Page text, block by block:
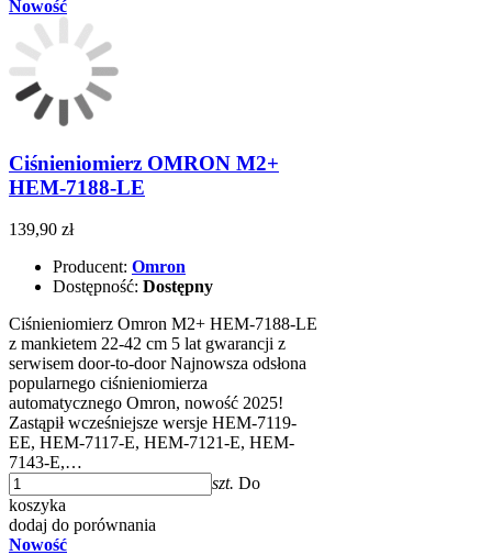
Nowość
Ciśnieniomierz OMRON M2+
HEM-7188-LE
139,90 zł
Producent: Omron
Dostępność: Dostępny
Ciśnieniomierz Omron M2+ HEM-7188-LE
z mankietem 22-42 cm 5 lat gwarancji z
serwisem door-to-door Najnowsza odsłona
popularnego ciśnieniomierza
automatycznego Omron, nowość 2025!
Zastąpił wcześniejsze wersje HEM-7119-
EE, HEM-7117-E, HEM-7121-E, HEM-
7143-E,…
szt. Do
koszyka
dodaj do porównania
Nowość